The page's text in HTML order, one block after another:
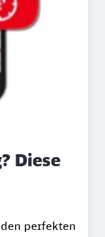
Diese
perfekten